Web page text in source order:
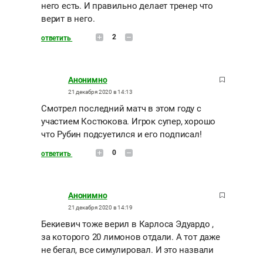
него есть. И правильно делает тренер что
верит в него.
ответить 2
Анонимно
21 декабря 2020 в 14:13
Смотрел последний матч в этом году с
участием Костюкова. Игрок супер, хорошо
что Рубин подсуетился и его подписал!
ответить 0
Анонимно
21 декабря 2020 в 14:19
Бекиевич тоже верил в Карлоса Эдуардо ,
за которого 20 лимонов отдали. А тот даже
не бегал, все симулировал. И это назвали